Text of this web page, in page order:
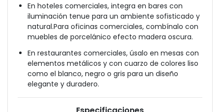
En hoteles comerciales, integra en bares con
iluminación tenue para un ambiente sofisticado y
natural.Para oficinas comerciales, combínalo con
muebles de porcelánico efecto madera oscura.
En restaurantes comerciales, úsalo en mesas con
elementos metálicos y con cuarzo de colores liso
como el blanco, negro o gris para un diseño
elegante y duradero.